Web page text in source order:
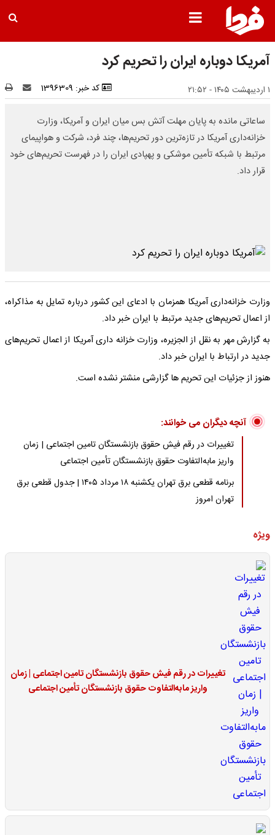
آمریکا دوباره ایران را تحریم کرد
۱ اردیبهشت ۱۴۰۵ - ۲۱:۵۲ کد خبر: 1396309
ساعاتی مانده به پایان مهلت آتش بس میان ایران و آمریکا، وزارت
خزانه‌داری آمریکا در تازه‌ترین دور تحریم‌ها، چند فرد، شرکت و هواپیمای
مرتبط با شبکه تأمین موشکی و پهپادی ایران را در فهرست تحریم‌های خود
قرار داد.
وزارت خزانه‌داری آمریکا همزمان با ادعای این کشور درباره تمایل به مذاکراه،
از اعمال تحریم‌های جدید مرتبط با ایران خبر داد.
به گزارش مهر به نقل از الجزیره، وزارت خزانه داری آمریکا از اعمال تحریم‌های
جدید در ارتباط با ایران خبر داد.
هنوز از جزئیات این تحریم ها گزارشی منشتر نشده است.
آنچه دیگران می خوانند:
تغییرات در رقم فیش حقوق بازنشستگان تامین اجتماعی | زمان
واریز مابه‌التفاوت حقوق بازنشستگان تأمین اجتماعی
برنامه قطعی برق تهران یکشنبه ۱۸ مرداد ۱۴۰۵ | جدول قطعی برق
تهران امروز
ویژه
تغییرات در رقم فیش حقوق بازنشستگان تامین اجتماعی | زمان
واریز مابه‌التفاوت حقوق بازنشستگان تأمین اجتماعی